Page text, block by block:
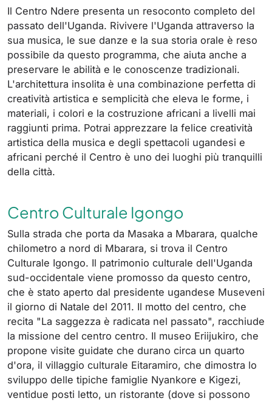
Il Centro Ndere presenta un resoconto completo del
passato dell'Uganda. Rivivere l'Uganda attraverso la
sua musica, le sue danze e la sua storia orale è reso
possibile da questo programma, che aiuta anche a
preservare le abilità e le conoscenze tradizionali.
L'architettura insolita è una combinazione perfetta di
creatività artistica e semplicità che eleva le forme, i
materiali, i colori e la costruzione africani a livelli mai
raggiunti prima. Potrai apprezzare la felice creatività
artistica della musica e degli spettacoli ugandesi e
africani perché il Centro è uno dei luoghi più tranquilli
della città.
Centro Culturale Igongo
Sulla strada che porta da Masaka a Mbarara, qualche
chilometro a nord di Mbarara, si trova il Centro
Culturale Igongo. Il patrimonio culturale dell'Uganda
sud-occidentale viene promosso da questo centro,
che è stato aperto dal presidente ugandese Museveni
il giorno di Natale del 2011. Il motto del centro, che
recita "La saggezza è radicata nel passato", racchiude
la missione del centro centro. Il museo Eriijukiro, che
propone visite guidate che durano circa un quarto
d'ora, il villaggio culturale Eitaramiro, che dimostra lo
sviluppo delle tipiche famiglie Nyankore e Kigezi,
ventidue posti letto, un ristorante (dove si possono